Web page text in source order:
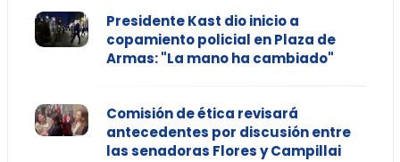
Presidente Kast dio inicio a
copamiento policial en Plaza de
Armas: "La mano ha cambiado"
Comisión de ética revisará
antecedentes por discusión entre
las senadoras Flores y Campillai